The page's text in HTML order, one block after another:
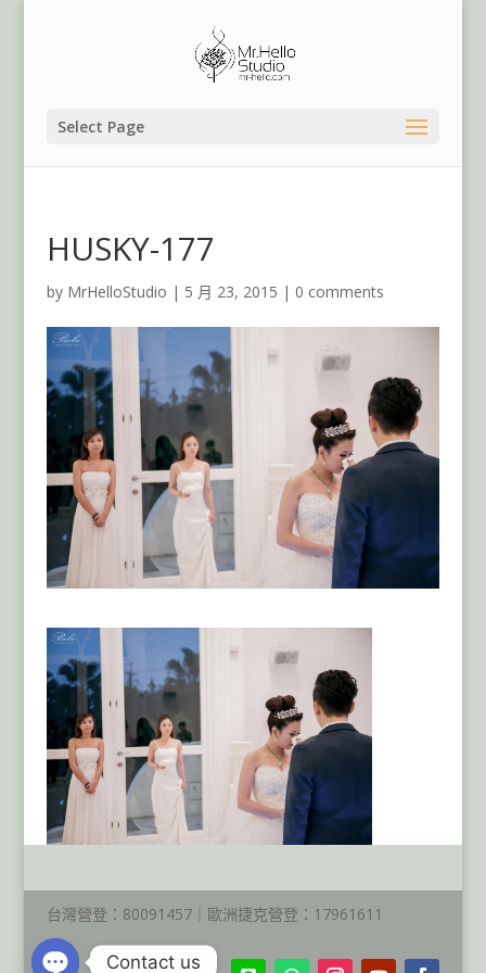
Select Page
HUSKY-177
by MrHelloStudio | 5 月 23, 2015 | 0 comments
台灣營登：80091457｜歐洲捷克營登：17961611
Contact us